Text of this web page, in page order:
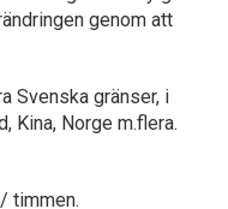
genom att
Svenska gränser, i
Kina, Norge m.flera.
timmen.